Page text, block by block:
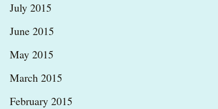
July 2015
June 2015
May 2015
March 2015
February 2015